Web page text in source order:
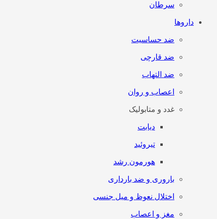
سرطان
داروها
ضد حساسیت
ضد قارچی
ضد التهاب
اعصاب و روان
غدد و متابولیک
دیابت
تیروئید
هورمون رشد
باروری و ضد بارداری
اختلال نعوظ و میل جنسی
مغز و اعصاب